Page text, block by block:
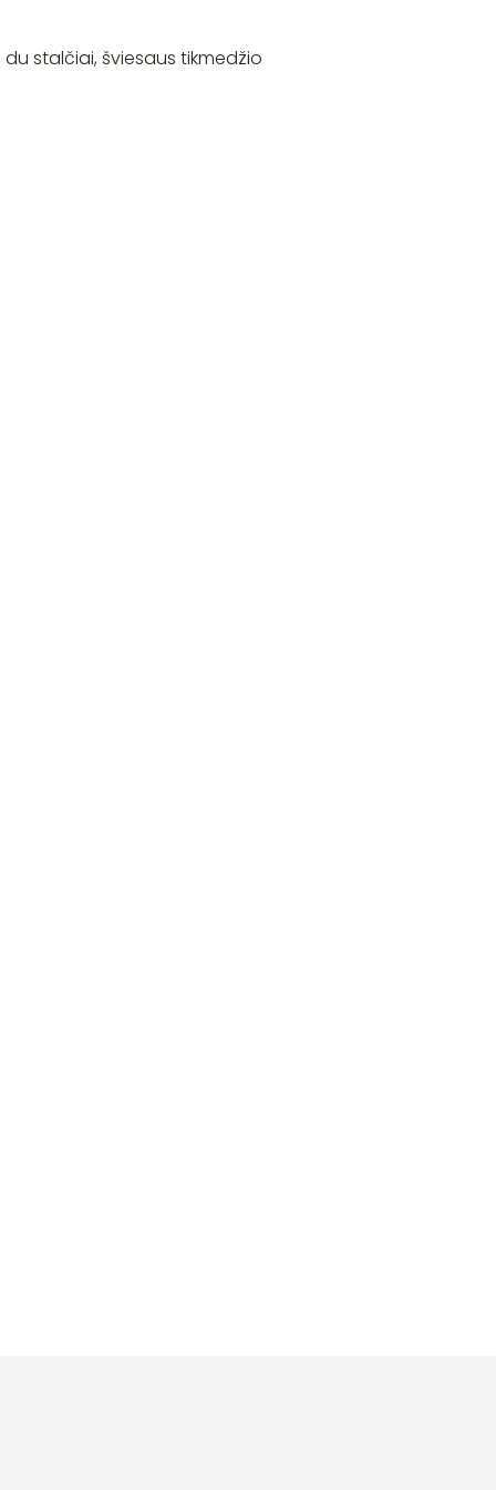
stalčiai, šviesaus tikmedžio